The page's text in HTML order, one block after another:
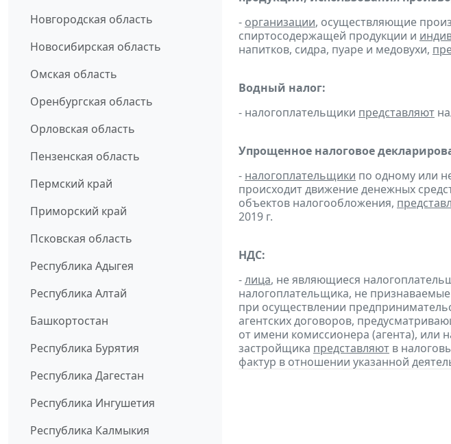
Новгородская область
Новосибирская область
Омская область
Оренбургская область
Орловская область
Пензенская область
Пермский край
Приморский край
Псковская область
Республика Адыгея
Республика Алтай
Башкортостан
Республика Бурятия
Республика Дагестан
Республика Ингушетия
Республика Калмыкия
- организации, осуществляющие
спиртосодержащей продукции и
напитков, сидра, пуаре и медовухи,
Водный налог:
- налогоплательщики представляют
Упрощенное налоговое
- налогоплательщики по одному или
происходит движение денежных
объектов налогообложения,
2019 г.
НДС:
-лица, не являющиеся
налогоплательщика, не
при осуществлении
агентских договоров,
от имени комиссионера (агента), или
застройщика представляют в
фактур в отношении указанной